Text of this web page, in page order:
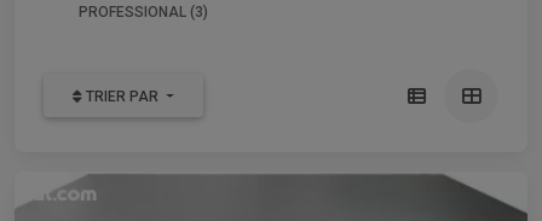
PROFESSIONAL (3)
TRIER PAR